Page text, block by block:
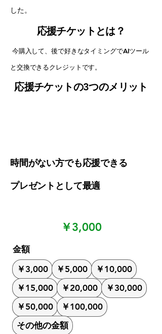
した。
応援チケットとは？
今購入して、後で好きなタイミングでAIツール
と交換できるクレジットです。
応援チケットの3つのメリット
時間がない方でも応援できる
プレゼントとして最適
￥3,000
金額
￥3,000
￥5,000
￥10,000
￥15,000
￥20,000
￥30,000
￥50,000
￥100,000
その他の金額